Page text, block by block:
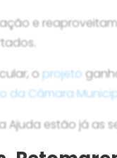
e
oprojeto
da Câmara
Ajuda estão já as